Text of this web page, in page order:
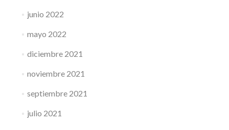
junio 2022
mayo 2022
diciembre 2021
noviembre 2021
septiembre 2021
julio 2021